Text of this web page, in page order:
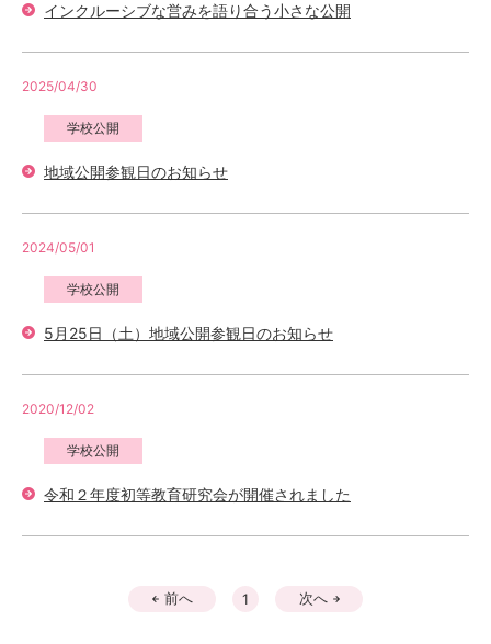
インクルーシブな営みを語り合う小さな公開
2025/04/30
学校公開
地域公開参観日のお知らせ
2024/05/01
学校公開
5月25日（土）地域公開参観日のお知らせ
2020/12/02
学校公開
令和２年度初等教育研究会が開催されました
前へ 1 次へ